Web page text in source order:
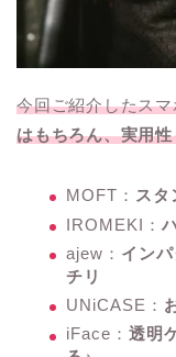
今回ご紹介したス
はもちろん、実用
MOFT： ス
IROMEKI：
ajew： イン
チリ
UNiCASE：
iFace： 透明